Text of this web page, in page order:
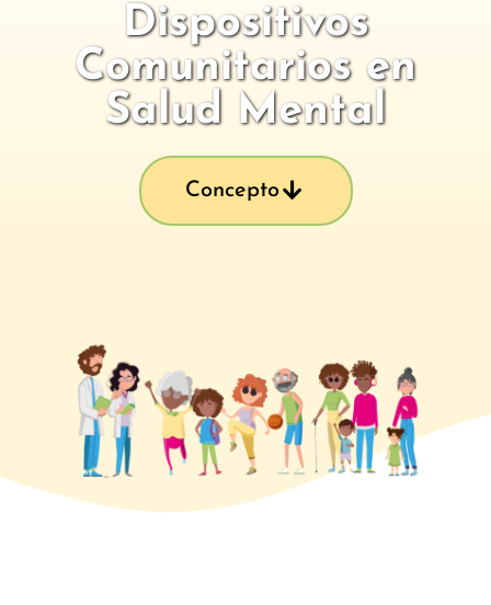
Dispositivos
Comunitarios en
Salud Mental
Concepto